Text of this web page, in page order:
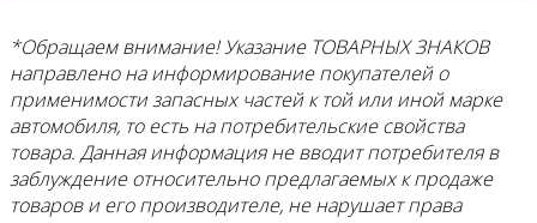
*Обращаем внимание! Указание ТОВАРНЫХ ЗНАКОВ
направлено на информирование покупателей о
применимости запасных частей к той или иной марке
автомобиля, то есть на потребительские свойства
товара. Данная информация не вводит потребителя в
заблуждение относительно предлагаемых к продаже
товаров и егопроизводителе, не нарушает права